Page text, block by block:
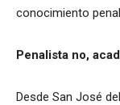
conocimiento
Penalista no,
Desde San José